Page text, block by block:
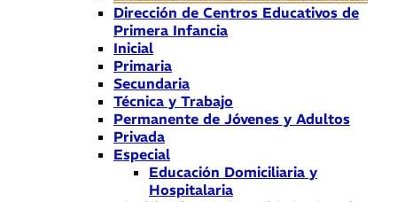
Dirección de Centros Educativos de
Primera Infancia
Inicial
Primaria
Secundaria
Técnica y Trabajo
Permanente de Jóvenes y Adultos
Privada
Especial
Educación Domiciliaria y
Hospitalaria